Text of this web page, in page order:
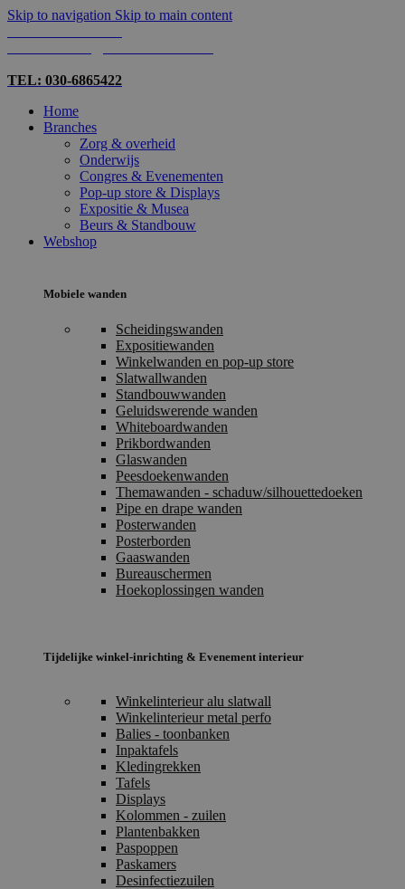
Skip to navigation Skip to main content
TEL: 030-6865422
Home
Branches
Zorg & overheid
Onderwijs
Congres & Evenementen
Pop-up store & Displays
Expositie & Musea
Beurs & Standbouw
Webshop
Mobiele wanden
Scheidingswanden
Expositiewanden
Winkelwanden en pop-up store
Slatwallwanden
Standbouwwanden
Geluidswerende wanden
Whiteboardwanden
Prikbordwanden
Glaswanden
Peesdoekenwanden
Themawanden - schaduw/silhouettedoeken
Pipe en drape wanden
Posterwanden
Posterborden
Gaaswanden
Bureauschermen
Hoekoplossingen wanden
Tijdelijke winkel-inrichting & Evenement interieur
Winkelinterieur alu slatwall
Winkelinterieur metal perfo
Balies - toonbanken
Inpaktafels
Kledingrekken
Tafels
Displays
Kolommen - zuilen
Plantenbakken
Paspoppen
Paskamers
Desinfectiezuilen